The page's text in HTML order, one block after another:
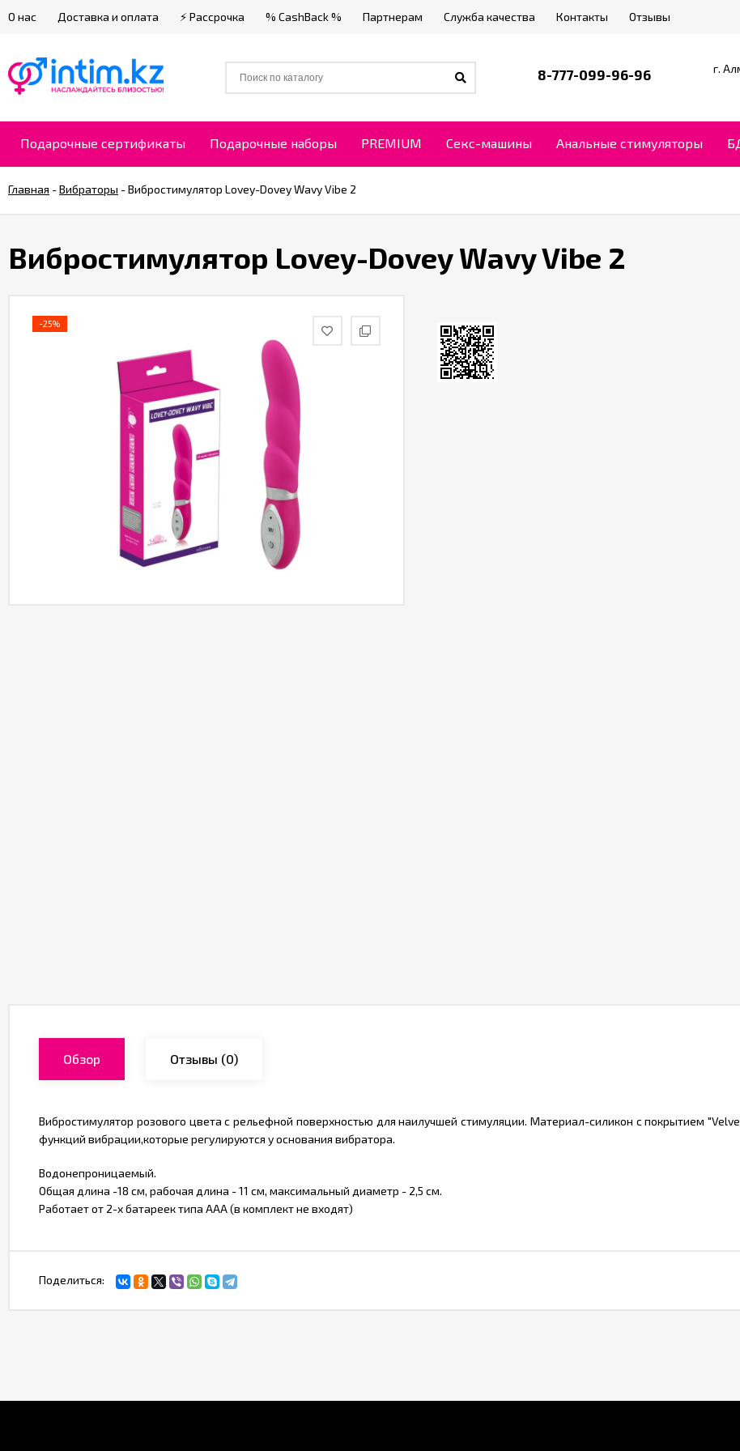
О нас Доставка и оплата ⚡ Рассрочка % CashBack % Партнерам Служба качества Контакты Отзывы
8-777-099-96-96 г.
Подарочные сертификаты Подарочные наборы PREMIUM Секс-машины Анальные стимуляторы
Главная -Вибраторы -Вибростимулятор Lovey-Dovey Wavy Vibe 2
Вибростимулятор Lovey-Dovey Wavy Vibe 2
-25%
Обзор Отзывы (0)
Вибростимулятор розового цвета с рельефной поверхностью для наилучшей стимуляции. Материал-силикон с покрытием
функций вибрации,которые регулируются у основания вибратора.
Водонепроницаемый.
Общая длина -18 см, рабочая длина - 11 см, максимальный диаметр - 2,5 см.
Работает от 2-х батареек типа ААА (в комплект не входят)
Поделиться: